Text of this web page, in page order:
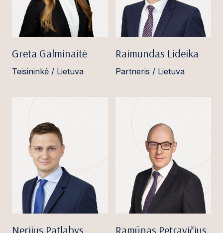
Greta Galminaitė
Teisininkė / Lietuva
Raimundas Lideika
Partneris / Lietuva
Nerijus Patlabys Ramūnas Petravičius